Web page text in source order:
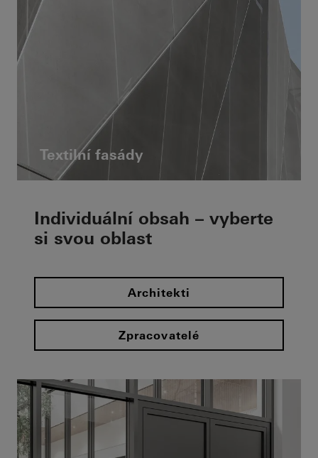
Textilní fasády
Individuální obsah – vyberte
si svou oblast
Architekti
Zpracovatelé